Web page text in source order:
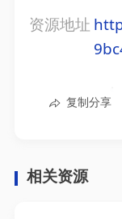
资源地址
复制分享
相关资源